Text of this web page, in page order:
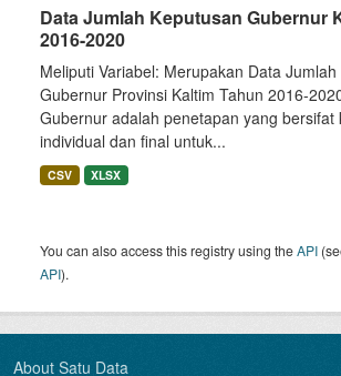
Data Jumlah Keputusan Gubernur
2016-2020
Meliputi Variabel: Merupakan Data
Gubernur Provinsi Kaltim Tahun 2016-
Gubernur adalah penetapan yang bersifat
individual dan final untuk...
CSV XLSX
You can also access this registry using theAPI
API).
About Satu Data